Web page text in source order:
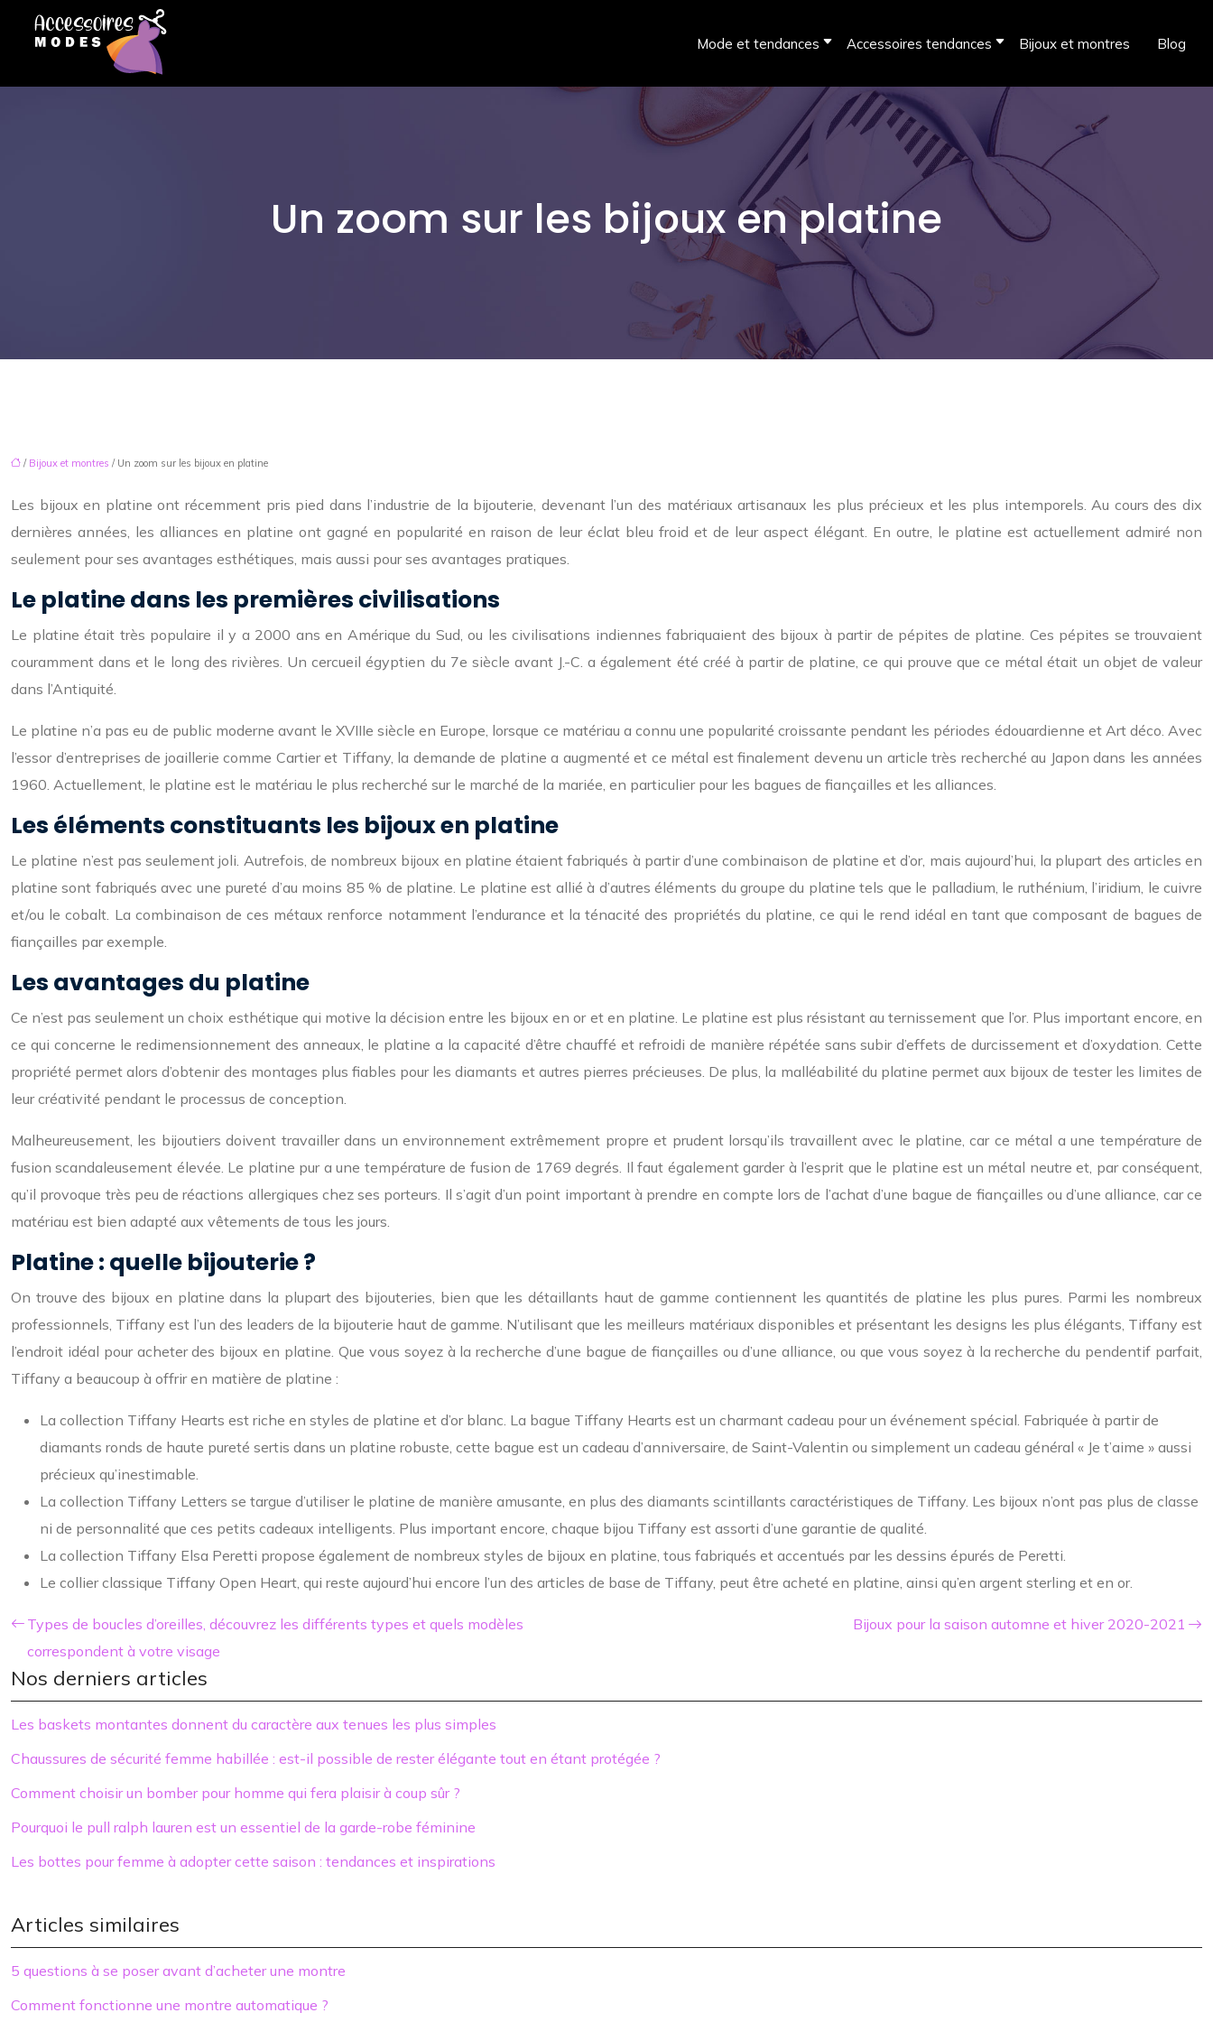
Mode et tendances Accessoires tendances Bijoux et montres Blog
Un zoom sur les bijoux en platine
/ Bijoux et montres / Un zoom sur les bijoux en platine
Les bijoux en platine ont récemment pris pied dans l’industrie de la bijouterie, devenant l’un des matériaux artisanaux les plus précieux et les plus intemporels. Au cours des dix
dernières années, les alliances en platine ont gagné en popularité en raison de leur éclat bleu froid et de leur aspect élégant. En outre, le platine est actuellement admiré non
seulement pour ses avantages esthétiques, mais aussi pour ses avantages pratiques.
Le platine dans les premières civilisations
Le platine était très populaire il y a 2000 ans en Amérique du Sud, ou les civilisations indiennes fabriquaient des bijoux à partir de pépites de platine. Ces pépites se trouvaient
couramment dans et le long des rivières. Un cercueil égyptien du 7e siècle avant J.-C. a également été créé à partir de platine, ce qui prouve que ce métal était un objet de valeur
dans l’Antiquité.
Le platine n’a pas eu de public moderne avant le XVIIIe siècle en Europe, lorsque ce matériau a connu une popularité croissante pendant les périodes édouardienne et Art déco. Avec
l’essor d’entreprises de joaillerie comme Cartier et Tiffany, la demande de platine a augmenté et ce métal est finalement devenu un article très recherché au Japon dans les années
1960. Actuellement, le platine est le matériau le plus recherché sur le marché de la mariée, en particulier pour les bagues de fiançailles et les alliances.
Les éléments constituants les bijoux en platine
Le platine n’est pas seulement joli. Autrefois, de nombreux bijoux en platine étaient fabriqués à partir d’une combinaison de platine et d’or, mais aujourd’hui, la plupart des articles en
platine sont fabriqués avec une pureté d’au moins 85 % de platine. Le platine est allié à d’autres éléments du groupe du platine tels que le palladium, le ruthénium, l’iridium, le cuivre
et/ou le cobalt. La combinaison de ces métaux renforce notamment l’endurance et la ténacité des propriétés du platine, ce qui le rend idéal en tant que composant de bagues de
fiançailles par exemple.
Les avantages du platine
Ce n’est pas seulement un choix esthétique qui motive la décision entre les bijoux en or et en platine. Le platine est plus résistant au ternissement que l’or. Plus important encore, en
ce qui concerne le redimensionnement des anneaux, le platine a la capacité d’être chauffé et refroidi de manière répétée sans subir d’effets de durcissement et d’oxydation. Cette
propriété permet alors d’obtenir des montages plus fiables pour les diamants et autres pierres précieuses. De plus, la malléabilité du platine permet aux bijoux de tester les limites de
leur créativité pendant le processus de conception.
Malheureusement, les bijoutiers doivent travailler dans un environnement extrêmement propre et prudent lorsqu’ils travaillent avec le platine, car ce métal a une température de
fusion scandaleusement élevée. Le platine pur a une température de fusion de 1769 degrés. Il faut également garder à l’esprit que le platine est un métal neutre et, par conséquent,
qu’il provoque très peu de réactions allergiques chez ses porteurs. Il s’agit d’un point important à prendre en compte lors de l’achat d’une bague de fiançailles ou d’une alliance, car ce
matériau est bien adapté aux vêtements de tous les jours.
Platine : quelle bijouterie ?
On trouve des bijoux en platine dans la plupart des bijouteries, bien que les détaillants haut de gamme contiennent les quantités de platine les plus pures. Parmi les nombreux
professionnels, Tiffany est l’un des leaders de la bijouterie haut de gamme. N’utilisant que les meilleurs matériaux disponibles et présentant les designs les plus élégants, Tiffany est
l’endroit idéal pour acheter des bijoux en platine. Que vous soyez à la recherche d’une bague de fiançailles ou d’une alliance, ou que vous soyez à la recherche du pendentif parfait,
Tiffany a beaucoup à offrir en matière de platine :
La collection Tiffany Hearts est riche en styles de platine et d’or blanc. La bague Tiffany Hearts est un charmant cadeau pour un événement spécial. Fabriquée à partir de
diamants ronds de haute pureté sertis dans un platine robuste, cette bague est un cadeau d’anniversaire, de Saint-Valentin ou simplement un cadeau général « Je t’aime » aussi
précieux qu’inestimable.
La collection Tiffany Letters se targue d’utiliser le platine de manière amusante, en plus des diamants scintillants caractéristiques de Tiffany. Les bijoux n’ont pas plus de classe
ni de personnalité que ces petits cadeaux intelligents. Plus important encore, chaque bijou Tiffany est assorti d’une garantie de qualité.
La collection Tiffany Elsa Peretti propose également de nombreux styles de bijoux en platine, tous fabriqués et accentués par les dessins épurés de Peretti.
Le collier classique Tiffany Open Heart, qui reste aujourd’hui encore l’un des articles de base de Tiffany, peut être acheté en platine, ainsi qu’en argent sterling et en or.
Types de boucles d’oreilles, découvrez les différents types et quels modèles
correspondent à votre visage
Bijoux pour la saison automne et hiver 2020-2021
Nos derniers articles
Les baskets montantes donnent du caractère aux tenues les plus simples
Chaussures de sécurité femme habillée : est-il possible de rester élégante tout en étant protégée ?
Comment choisir un bomber pour homme qui fera plaisir à coup sûr ?
Pourquoi le pull ralph lauren est un essentiel de la garde-robe féminine
Les bottes pour femme à adopter cette saison : tendances et inspirations
Articles similaires
5 questions à se poser avant d’acheter une montre
Comment fonctionne une montre automatique ?